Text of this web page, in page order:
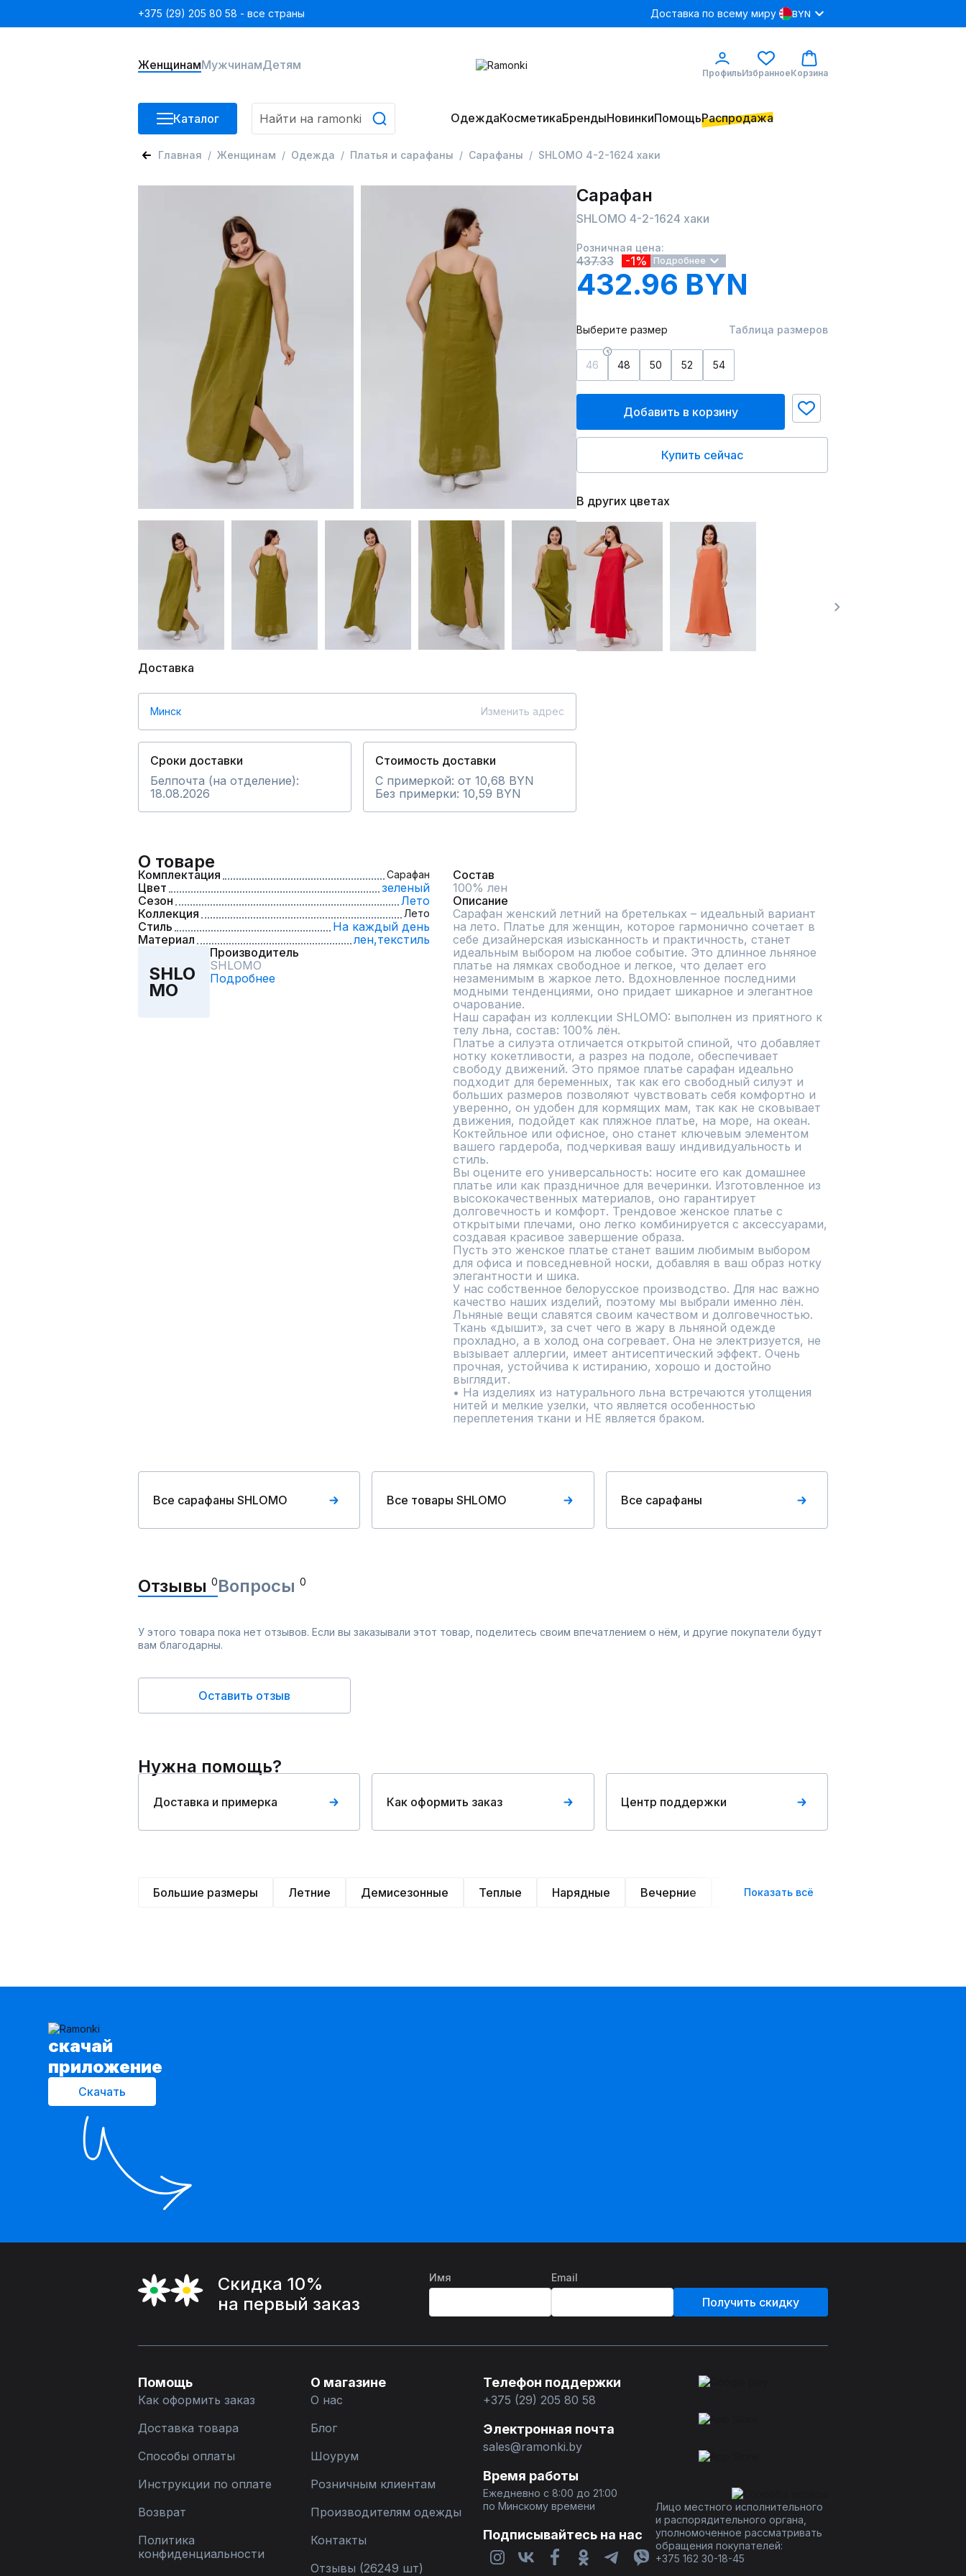
+375 (29) 205 80 58 - все страны Доставка по всему миру BYN
ЖенщинамМужчинамДетям
ПрофильИзбранноеКорзина
Каталог ОдеждаКосметикаБрендыНовинкиПомощьРаспродажа
Главная Женщинам Одежда Платья и сарафаны Сарафаны SHLOMO 4-2-1624 хаки
Доставка
Минск Изменить адрес
Сроки доставки
Белпочта (на отделение):
18.08.2026
Стоимость доставки
С примеркой: от 10,68 BYN
Без примерки: 10,59 BYN
Сарафан
SHLOMO 4-2-1624 хаки
Розничная цена:
437.33 -1% Подробнее
432.96 BYN
Выберите размер Таблица размеров
46 48 50 52 54
Добавить в корзину
Купить сейчас
В других цветах
О товаре
Комплектация Сарафан
Цвет
зеленый
Сезон
Лето
Коллекция
Лето
Стиль
На каждый день
Материал
лен,текстиль
SHLO
MO
Производитель
SHLOMO
Подробнее
Состав
100% лен
Описание
Сарафан женский летний на бретельках – идеальный вариант
на лето. Платье для женщин, которое гармонично сочетает в
себе дизайнерская изысканность и практичность, станет
идеальным выбором на любое событие. Это длинное льняное
платье на лямках свободное и легкое, что делает его
незаменимым в жаркое лето. Вдохновленное последними
модными тенденциями, оно придает шикарное и элегантное
очарование.
Наш сарафан из коллекции SHLOMO: выполнен из приятного к
телу льна, состав: 100% лён.
Платье а силуэта отличается открытой спиной, что добавляет
нотку кокетливости, а разрез на подоле, обеспечивает
свободу движений. Это прямое платье сарафан идеально
подходит для беременных, так как его свободный силуэт и
больших размеров позволяют чувствовать себя комфортно и
уверенно, он удобен для кормящих мам, так как не сковывает
движения, подойдет как пляжное платье, на море, на океан.
Коктейльное или офисное, оно станет ключевым элементом
вашего гардероба, подчеркивая вашу индивидуальность и
стиль.
Вы оцените его универсальность: носите его как домашнее
платье или как праздничное для вечеринки. Изготовленное из
высококачественных материалов, оно гарантирует
долговечность и комфорт. Трендовое женское платье с
открытыми плечами, оно легко комбинируется с аксессуарами,
создавая красивое завершение образа.
Пусть это женское платье станет вашим любимым выбором
для офиса и повседневной носки, добавляя в ваш образ нотку
элегантности и шика.
У нас собственное белорусское производство. Для нас важно
качество наших изделий, поэтому мы выбрали именно лён.
Льняные вещи славятся своим качеством и долговечностью.
Ткань «дышит», за счет чего в жару в льняной одежде
прохладно, а в холод она согревает. Она не электризуется, не
вызывает аллергии, имеет антисептический эффект. Очень
прочная, устойчива к истиранию, хорошо и достойно
выглядит.
• На изделиях из натурального льна встречаются утолщения
нитей и мелкие узелки, что является особенностью
переплетения ткани и НЕ является браком.
Все сарафаны SHLOMO Все товары SHLOMO Все сарафаны
Отзывы 0Вопросы 0
У этого товара пока нет отзывов. Если вы заказывали этот товар, поделитесь своим впечатлением о нём, и другие покупатели будут
вам благодарны.
Оставить отзыв
Нужна помощь?
Доставка и примерка Как оформить заказ Центр поддержки
Большие размеры Летние Демисезонные Теплые Нарядные Вечерние Трикотажные
Показать всё
cкачай
приложение
Скачать
Скидка 10%
на первый заказ
Имя Email
Получить скидку
Помощь
Как оформить заказ
Доставка товара
Способы оплаты
Инструкции по оплате
Возврат
Политика
конфиденциальности
О магазине
О нас
Блог
Шоурум
Розничным клиентам
Производителям одежды
Контакты
Отзывы (26249 шт)
Телефон поддержки
+375 (29) 205 80 58
Электронная почта
sales@ramonki.by
Время работы
Ежедневно с 8:00 до 21:00
по Минскому времени
Подписывайтесь на нас
Лицо местного исполнительного
и распорядительного органа,
уполномоченное рассматривать
обращения покупателей:
+375 162 30-18-45